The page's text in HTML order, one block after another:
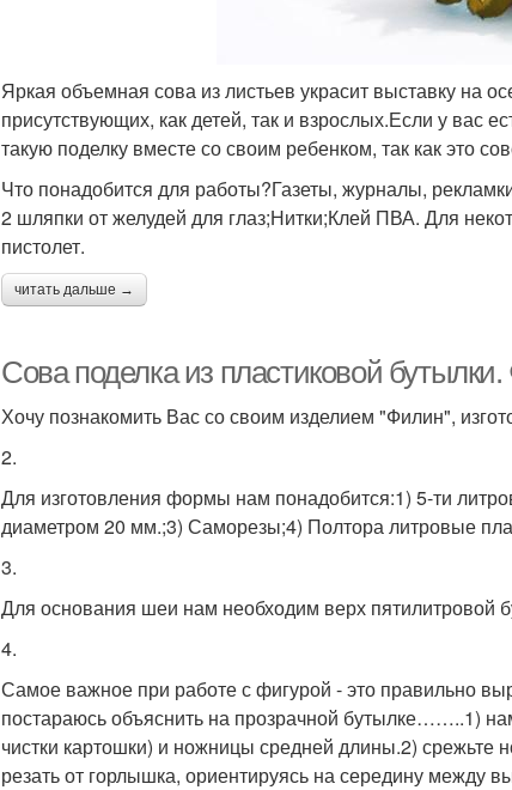
Яркая объемная сова из листьев украсит выставку на
присутствующих, как детей, так и взрослых.Если у вас
такую поделку вместе со своим ребенком, так как это
Что понадобится для работы?Газеты, журналы,
2 шляпки от желудей для глаз;Нитки;Клей ПВА. Для
пистолет.
читать дальше →
Сова поделка из пластиковой
Хочу познакомить Вас со своим изделием "Филин",
2.
Для изготовления формы нам понадобится:1) 5-ти
диаметром 20 мм.;3) Саморезы;4) Полтора литровые
3.
Для основания шеи нам необходим верх пятилитровой
4.
Самое важное при работе с фигурой - это правильно
постараюсь объяснить на прозрачной бутылке……..1)
чистки картошки) и ножницы средней длины.2) срежьте
резать от горлышка, ориентируясь на середину между